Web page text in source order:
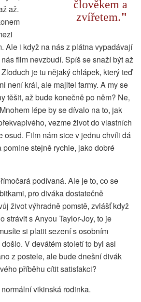
člověkem a
zvířetem.
až.
Ale i když na nás z plátna vypadávají
film nevzbudí. Spíš se snaží být až
je tu nějaký chlápek, který teď
není král, ale majitel farmy. A my se
těšit, až bude konečně po něm? Ne,
lépe by se dívalo na to, jak
vezme život do vlastních
osud. Film nám sice v jednu chvíli dá
pomine stejně rychle, jako dobré
podívaná. Ale je to, co se
pro diváka dostatečně
život výhradně pomstě, zvlášť když
strávit s Anyou Taylor-Joy, to je
si platit sezení s osobním
V devátém století to byl asi
z postele, ale bude dnešní divák
příběhu cítit satisfakci?
vikinská rodinka.